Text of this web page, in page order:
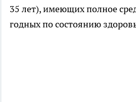
35 лет), имеющих полное
годных по состоянию